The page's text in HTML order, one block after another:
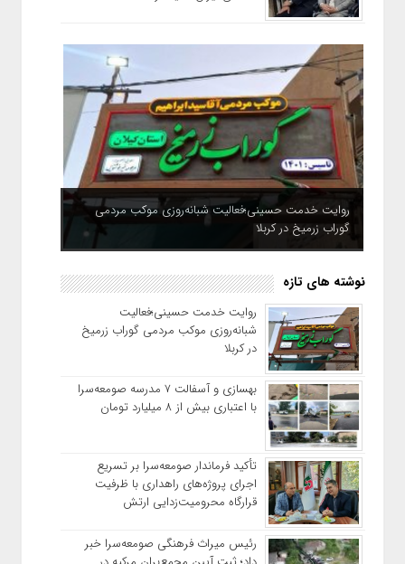
روایت خدمت حسینی؛فعالیت شبانه‌روزی موکب مردمی
گوراب زرمیخ در کربلا
نوشته های تازه
روایت خدمت حسینی؛فعالیت
شبانه‌روزی موکب مردمی گوراب زرمیخ
در کربلا
بهسازی و آسفالت ۷ مدرسه صومعه‌سرا
با اعتباری بیش از ۸ میلیارد تومان
تأکید فرماندار صومعه‌سرا بر تسریع
اجرای پروژه‌های راهداری با ظرفیت
قرارگاه محرومیت‌زدایی ارتش
رئیس میراث فرهنگی صومعه‌سرا خبر